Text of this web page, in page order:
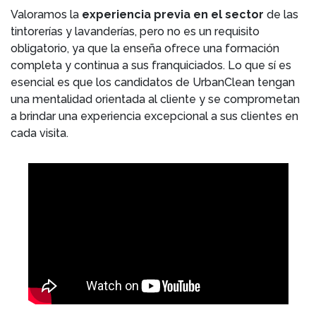
Valoramos la experiencia previa en el sector de las
tintorerías y lavanderías, pero no es un requisito
obligatorio, ya que la enseña ofrece una formación
completa y continua a sus franquiciados. Lo que sí es
esencial es que los candidatos de UrbanClean tengan
una mentalidad orientada al cliente y se comprometan
a brindar una experiencia excepcional a sus clientes en
cada visita.